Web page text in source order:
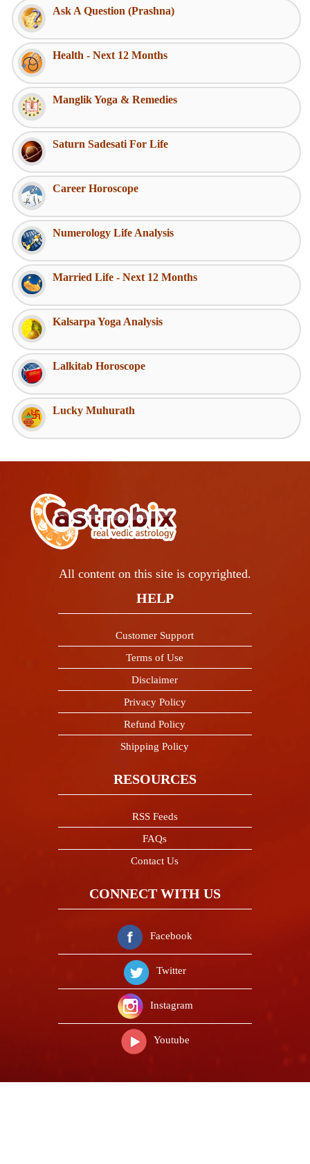
Ask A Question (Prashna)
Health - Next 12 Months
Manglik Yoga & Remedies
Saturn Sadesati For Life
Career Horoscope
Numerology Life Analysis
Married Life - Next 12 Months
Kalsarpa Yoga Analysis
Lalkitab Horoscope
Lucky Muhurath
All content on this site is copyrighted.
HELP
Customer Support
Terms of Use
Disclaimer
Privacy Policy
Refund Policy
Shipping Policy
RESOURCES
RSS Feeds
FAQs
Contact Us
CONNECT WITH US
Facebook
Twitter
Instagram
Youtube